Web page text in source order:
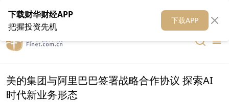
在线客服 关于我们 财华媒体矩阵 财华智库
美的集团与阿里巴巴签署战略合作协议 探索AI
时代新业务形态
下载财华财经APP
把握投资先机
下载APP